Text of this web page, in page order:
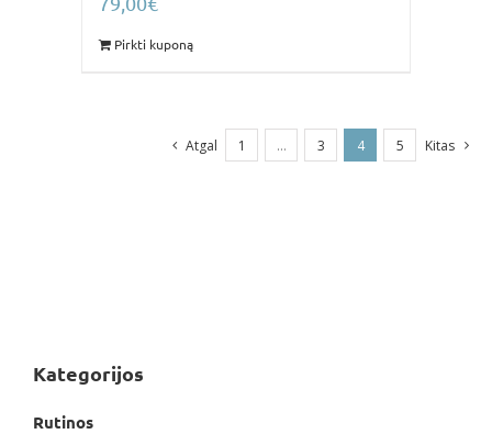
Pirkti kuponą
Atgal 1 … 3 4 5 Kitas
Kategorijos
Rutinos